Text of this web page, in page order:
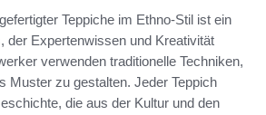
Teppiche im Ethno-Stil ist ein
der Expertenwissen und Kreativität
verwenden traditionelle Techniken,
Muster zu gestalten. Jeder Teppich
die aus der Kultur und den